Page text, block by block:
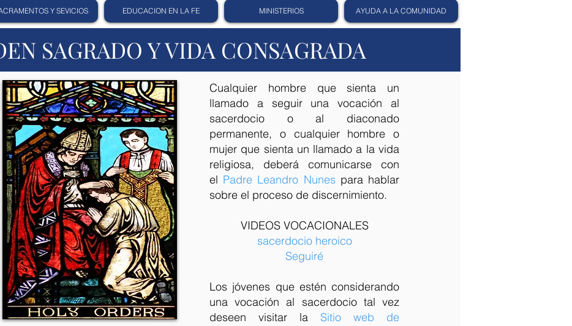
Y SEVICIOS EDUCACION EN LA FE MINISTERIOS AYUDA A LA COMUNIDAD
SAGRADO Y VIDA CONSAGRADA
Cualquier hombre que sienta un
llamado a seguir una vocación al
sacerdocio o al diaconado
permanente, o cualquier hombre o
mujer que sienta un llamado a la vida
religiosa, deberá comunicarse con
el Padre Leandro Nunes para hablar
sobre el proceso de discernimiento.
VIDEOS VOCACIONALES
sacerdocio heroico
Seguiré
Los jóvenes que estén considerando
una vocación al sacerdocio tal vez
deseen visitar la Sitio web de